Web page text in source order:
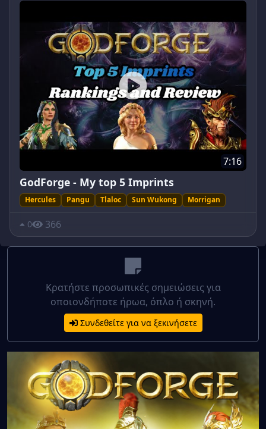
7:16
GodForge - My top 5 Imprints
Hercules Pangu Tlaloc Sun Wukong Morrigan
0 366
Κρατήστε προσωπικές σημειώσεις για
οποιονδήποτε ήρωα, όπλο ή σκηνή.
Συνδεθείτε για να ξεκινήσετε